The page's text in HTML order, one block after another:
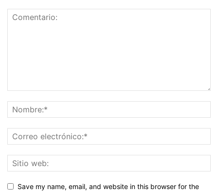
Save my name, email, and website in this browser for the